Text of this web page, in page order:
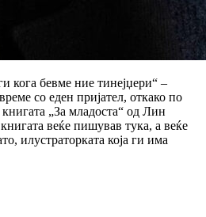
кога бевме ние тинејџери“ –
со еден пријател, откако по
„За младоста“ од Лин
веќе пишував тука, а веќе
илустраторката која ги има